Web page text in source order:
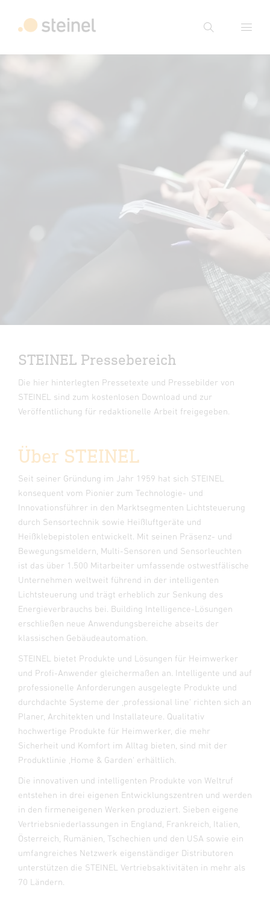
Suche
STEINEL Pressebereich
Die hier hinterlegten Pressetexte und Pressebilder von
STEINEL sind zum kostenlosen Download und zur
Veröffentlichung für redaktionelle Arbeit freigegeben.
Über STEINEL
Seit seiner Gründung im Jahr 1959 hat sich STEINEL
konsequent vom Pionier zum Technologie- und
Innovationsführer in den Marktsegmenten Lichtsteuerung
durch Sensortechnik sowie Heißluftgeräte und
Heißklebepistolen entwickelt. Mit seinen Präsenz- und
Bewegungsmeldern, Multi-Sensoren und Sensorleuchten
ist das über 1.500 Mitarbeiter umfassende ostwestfälische
Unternehmen weltweit führend in der intelligenten
Lichtsteuerung und trägt erheblich zur Senkung des
Energieverbrauchs bei. Building Intelligence-Lösungen
erschließen neue Anwendungsbereiche abseits der
klassischen Gebäudeautomation.
STEINEL bietet Produkte und Lösungen für Heimwerker
und Profi-Anwender gleichermaßen an. Intelligente und auf
professionelle Anforderungen ausgelegte Produkte und
durchdachte Systeme der ‚professional line‘ richten sich an
Planer, Architekten und Installateure. Qualitativ
hochwertige Produkte für Heimwerker, die mehr
Sicherheit und Komfort im Alltag bieten, sind mit der
Produktlinie ‚Home & Garden‘ erhältlich.
Die innovativen und intelligenten Produkte von Weltruf
entstehen in drei eigenen Entwicklungszentren und werden
in den firmeneigenen Werken produziert. Sieben eigene
Vertriebsniederlassungen in England, Frankreich, Italien,
Österreich, Rumänien, Tschechien und den USA sowie ein
umfangreiches Netzwerk eigenständiger Distributoren
unterstützen die STEINEL Vertriebsaktivitäten in mehr als
70 Ländern.